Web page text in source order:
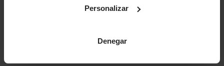
Personalizar
Denegar